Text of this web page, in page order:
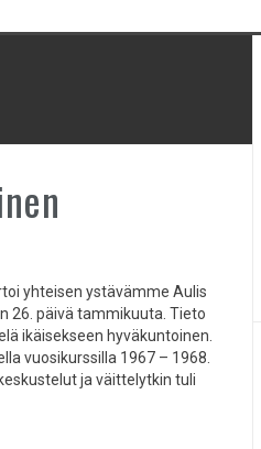
yhteisen ystävämme Aulis
26. päivä tammikuuta. Tieto
ikäisekseen hyväkuntoinen.
vuosikurssilla 1967 – 1968.
ja väittelytkin tuli